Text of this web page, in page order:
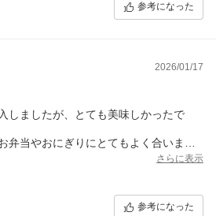
参考になった
2026/01/17
しましたが、とても美味しかったで
弁当やおにぎりにとてもよく合いま
さらに表示
参考になった